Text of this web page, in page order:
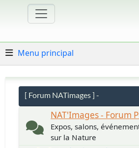
Menu principal
[ Forum NATimages ] -
NAT'Images - Forum
Expos, salons,
sur la Nature